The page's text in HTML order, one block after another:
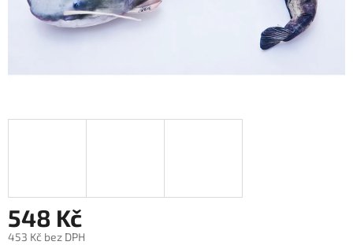
548 Kč
453 Kč bez DPH